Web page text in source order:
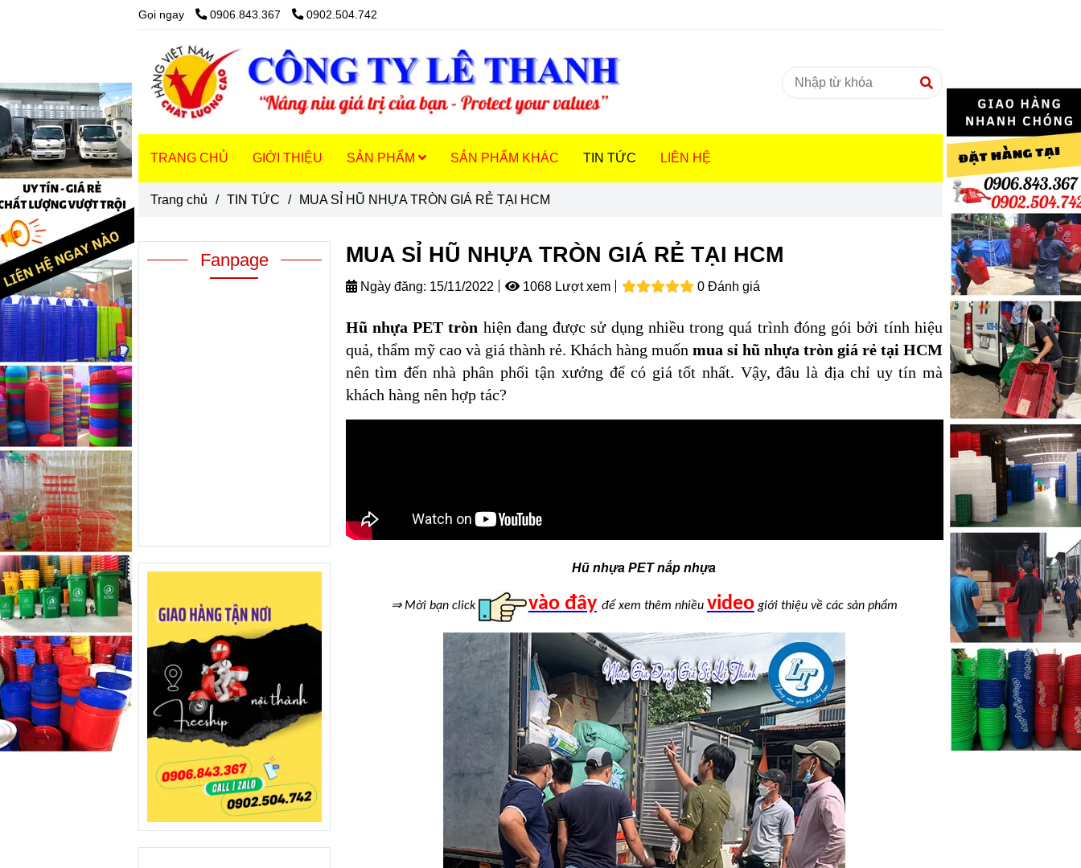
Gọi ngay 0906.843.367 0902.504.742
TRANG CHỦ GIỚI THIỆU SẢN PHẨM SẢN PHẨM KHÁC TIN TỨC LIÊN HỆ
Trang chủ / TIN TỨC / MUA SỈ HŨ NHỰA TRÒN GIÁ RẺ TẠI HCM
MUA SỈ HŨ NHỰA TRÒN GIÁ RẺ TẠI HCM
Ngày đăng: 15/11/2022 1068 Lượt xem 0 Đánh giá
Hũ nhựa PET tròn hiện đang được sử dụng nhiều trong quá trình đóng gói bởi tính hiệu
quả, thẩm mỹ cao và giá thành rẻ. Khách hàng muốn mua sỉ hũ nhựa tròn giá rẻ tại HCM
nên tìm đến nhà phân phối tận xưởng để có giá tốt nhất. Vậy, đâu là địa chỉ uy tín mà
khách hàng nên hợp tác?
Hũ nhựa PET nắp nhựa
⇒Mời bạn click vào đây để xem thêm nhiều video giới thiệu về các sản phẩm
Fanpage